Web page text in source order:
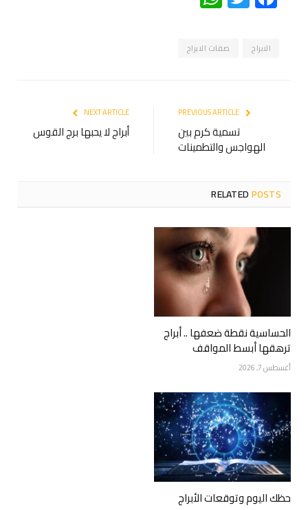
الابراج صفات الابراج
تسمية كرم بين
الهواجس والتطمينات
NEXT ARTICLE
أبراج لا يحبها برج القوس
RELATEDPOSTS
الحساسية نقطة ضعفها .. أبراج
ترهقها أبسط المواقف
أغسطس 7, 2026
حظك اليوم وتوقعات الأبراج